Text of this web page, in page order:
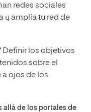
redes sociales
y amplía tu red de
Definir los objetivos
sobre el
a ojos de los
allá de los portales de